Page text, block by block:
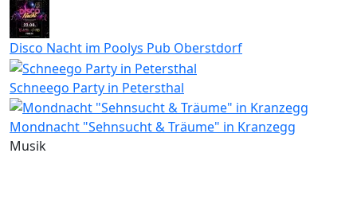
Disco Nacht im Poolys Pub Oberstdorf
Schneego Party in Petersthal
Mondnacht "Sehnsucht & Träume" in Kranzegg
Musik